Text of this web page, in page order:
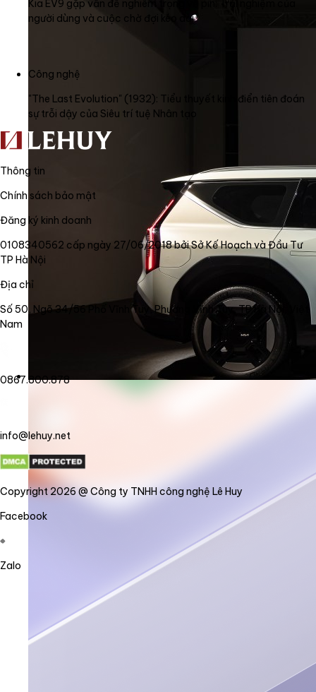
Kia EV9 gặp vấn đề nghiêm trọng về pin: Trải nghiệm của
người dùng và cuộc chờ đợi kéo dài
Công nghệ
"The Last Evolution" (1932): Tiểu thuyết kinh điển tiên đoán
sự trỗi dậy của Siêu trí tuệ Nhân tạo
Thông tin
Chính sách bảo mật
Đăng ký kinh doanh
0108340562 cấp ngày 27/06/2018 bởi Sở Kế Hoạch và Đầu Tư
TP Hà Nội
Địa chỉ
Số 50, Ngõ 34/56 Phố Vĩnh Tuy, Phường Vĩnh Tuy, TP Hà Nội, Việt
Nam
0867.800.878
info@lehuy.net
Copyright 2026 @ Công ty TNHH công nghệ Lê Huy
Facebook
Zalo